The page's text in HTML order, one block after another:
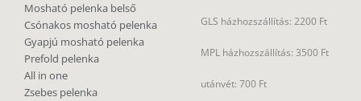
Mosható pelenka belső
Csónakos mosható pelenka
Gyapjú mosható pelenka
Prefold pelenka
All in one
Zsebes pelenka
GLS házhozszállítás: 2200 Ft
MPL házhozszállítás: 3500 Ft
utánvét: 700 Ft